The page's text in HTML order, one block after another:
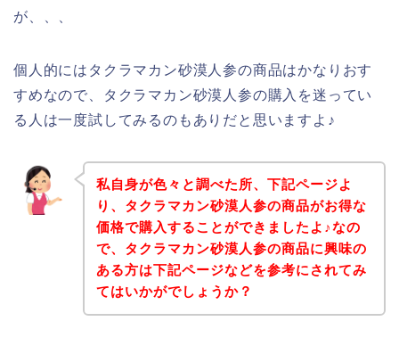
が、、、
個人的にはタクラマカン砂漠人参の商品はかなりおす
すめなので、タクラマカン砂漠人参の購入を迷ってい
る人は一度試してみるのもありだと思いますよ♪
私自身が色々と調べた所、下記ページよ
り、タクラマカン砂漠人参の商品がお得な
価格で購入することができましたよ♪なの
で、タクラマカン砂漠人参の商品に興味の
ある方は下記ページなどを参考にされてみ
てはいかがでしょうか？